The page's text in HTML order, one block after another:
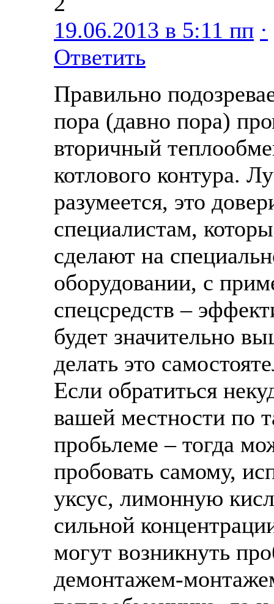
19.06.2013 в 5:11 пп ·
Ответить
Правильно
пора (давно пора)
вторичный
котлового контура.
разумеется, это
специалистам,
сделают на
оборудовании, с
спецсредств –
будет значительно
делать это
Если обратиться
вашей местности по
пробьлеме – тогда
пробовать самому,
уксус, лимонную
сильной
могут возникнуть
демонтажем-